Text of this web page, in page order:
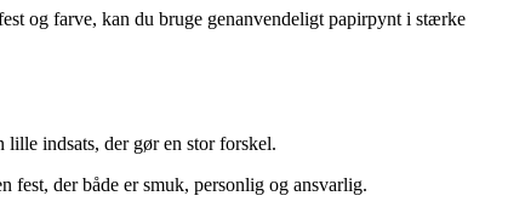
og farve, kan du bruge genanvendeligt papirpynt i stærke
indsats, der gør en stor forskel.
der både er smuk, personlig og ansvarlig.